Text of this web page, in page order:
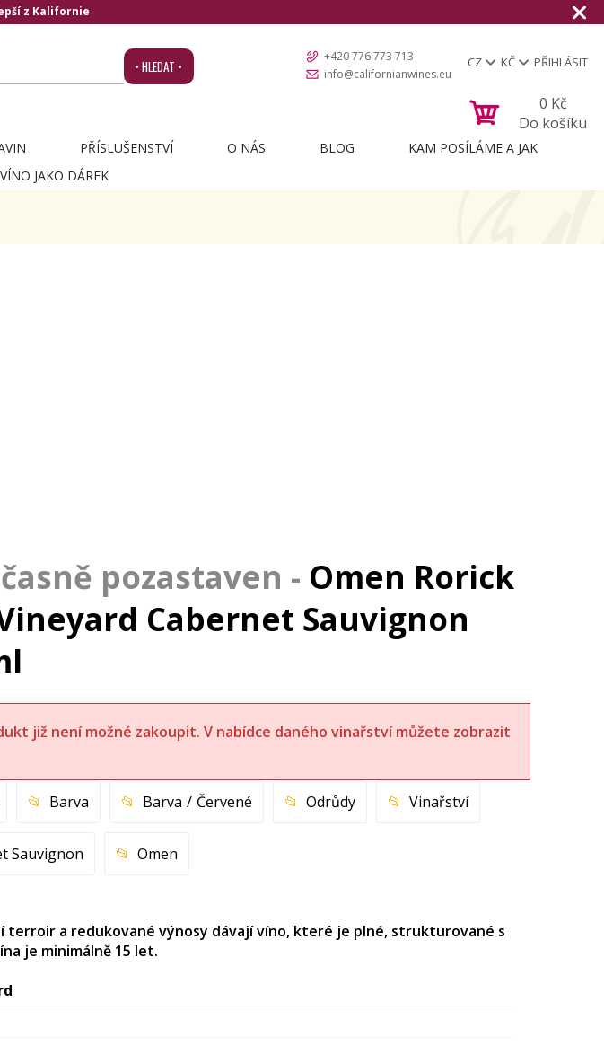
z Kalifornie
• HLEDAT •
+420 776 773 713
info@californianwines.eu
CZ KČ PŘIHLÁSIT
0 Kč
Do košíku
PŘÍSLUŠENSTVÍ O NÁS BLOG
KAM POSÍLÁME A JAK
JAKO DÁREK
Omen Rorick
Cabernet Sauvignon
již není možné zakoupit. V nabídce daného vinařství můžete zobrazit
Barva Barva Červené Odrůdy Vinařství
Sauvignon Omen
terroir a redukované výnosy dávají víno, které je plné, strukturované s
je minimálně 15 let.